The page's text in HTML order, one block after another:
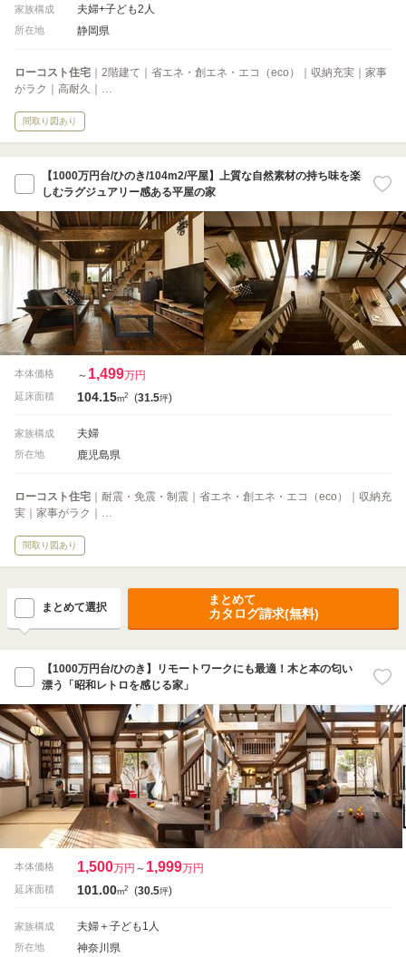
家族構成 夫婦+子ども2人
所在地 静岡県
ローコスト住宅 ｜2階建て｜省エネ・創エネ・エコ（eco）｜収納充実｜家事
がラク｜高耐久｜…
間取り図あり
【1000万円台/ひのき/104m2/平屋】上質な自然素材の持ち味を楽
しむラグジュアリー感ある平屋の家
本体価格 ～ 1,499万円
延床面積 104.15m2 (31.5坪)
家族構成 夫婦
所在地 鹿児島県
ローコスト住宅 ｜耐震・免震・制震｜省エネ・創エネ・エコ（eco）｜収納充
実｜家事がラク｜…
間取り図あり
まとめて選択
まとめて
カタログ請求(無料)
【1000万円台/ひのき】リモートワークにも最適！木と本の匂い
漂う「昭和レトロを感じる家」
本体価格 1,500万円 ～ 1,999万円
延床面積 101.00m2 (30.5坪)
家族構成 夫婦＋子ども1人
所在地 神奈川県